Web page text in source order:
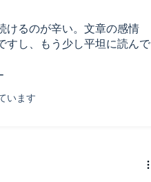
けるのが辛い。文章の感情
すし、もう少し平坦に読んで